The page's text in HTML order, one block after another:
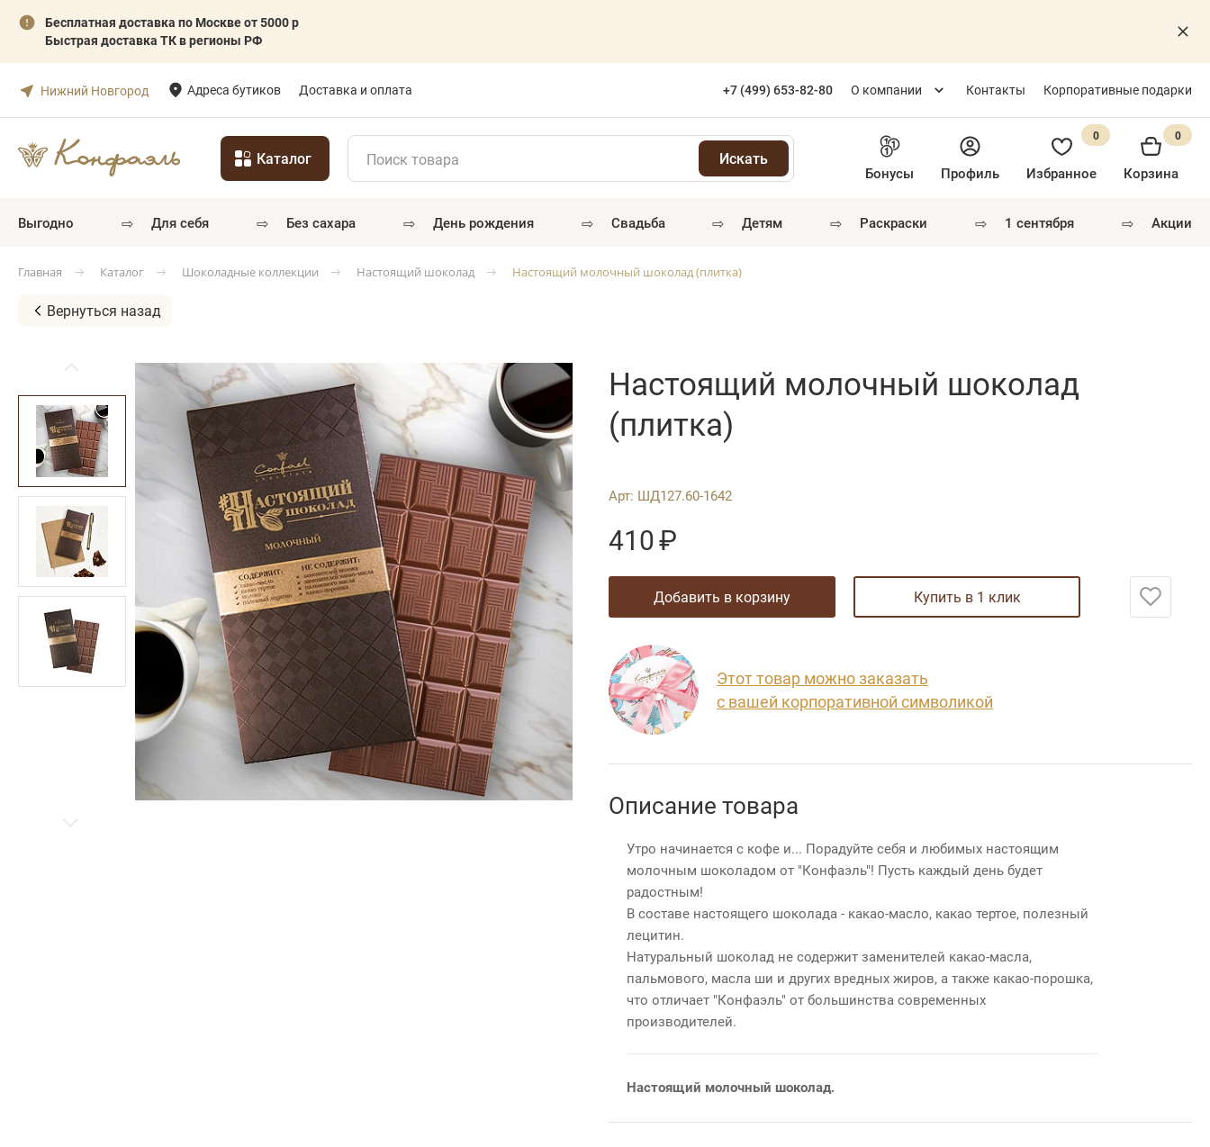
Бесплатная доставка по Москве от 5000 р
Быстрая доставка ТК в регионы РФ
Нижний Новгород Адреса бутиков Доставка и оплата +7 (499) 653-82-80 О компании Контакты Корпоративные подарки
Каталог
Бонусы Профиль Избранное
0
Корзина
0
выгодно ⇨ для себя ⇨ без сахара ⇨ день рождения ⇨ свадьба ⇨ детям ⇨ раскраски ⇨ 1 сентября ⇨ акции
Главная Каталог Шоколадные коллекции Настоящий шоколад Настоящий молочный шоколад (плитка)
Вернуться назад
Настоящий молочный шоколад
(плитка)
Арт: ШД127.60-1642
410₽
добавить в корзину купить в 1 клик
Этот товар можно заказать
с вашей корпоративной символикой
Описание товара
Утро начинается с кофе и... Порадуйте себя и любимых настоящим
молочным шоколадом от "Конфаэль"! Пусть каждый день будет
радостным!
В составе настоящего шоколада - какао-масло, какао тертое, полезный
лецитин.
Натуральный шоколад не содержит заменителей какао-масла,
пальмового, масла ши и других вредных жиров, а также какао-порошка,
что отличает "Конфаэль" от большинства современных
производителей.
Настоящий молочный шоколад.